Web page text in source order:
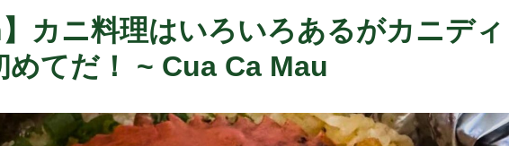
カニ料理はいろいろあるがカニディ
めてだ！ ~ Cua Ca Mau